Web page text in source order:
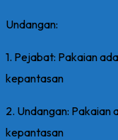
Undangan:
1. Pejabat: Pakaian
kepantasan
2. Undangan: Pakaian
kepantasan